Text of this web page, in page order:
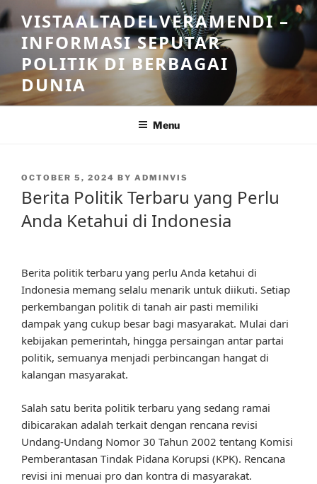
Skip
to
content
VISTAALTADELVERAMENDI –
INFORMASI SEPUTAR
POLITIK DI BERBAGAI
DUNIA
Menu
POSTED
OCTOBER 5, 2024 BY ADMINVIS
Berita Politik Terbaru yang Perlu
Anda Ketahui di Indonesia
Berita politik terbaru yang perlu Anda ketahui di
Indonesia memang selalu menarik untuk diikuti. Setiap
perkembangan politik di tanah air pasti memiliki
dampak yang cukup besar bagi masyarakat. Mulai dari
kebijakan pemerintah, hingga persaingan antar partai
politik, semuanya menjadi perbincangan hangat di
kalangan masyarakat.
Salah satu berita politik terbaru yang sedang ramai
dibicarakan adalah terkait dengan rencana revisi
Undang-Undang Nomor 30 Tahun 2002 tentang Komisi
Pemberantasan Tindak Pidana Korupsi (KPK). Rencana
revisi ini menuai pro dan kontra di masyarakat.